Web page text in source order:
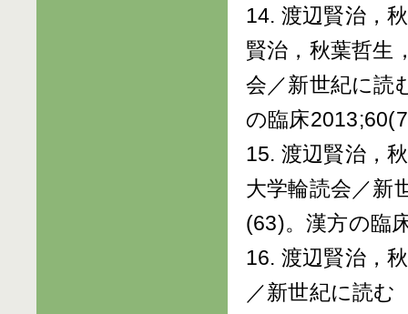
14. 渡辺賢治，
賢治，秋葉哲生
会／新世紀に読
の臨床
15. 渡辺賢治，
大学輪読会／新
(63)。漢方の臨
16. 渡辺賢治，
／新世紀に読む